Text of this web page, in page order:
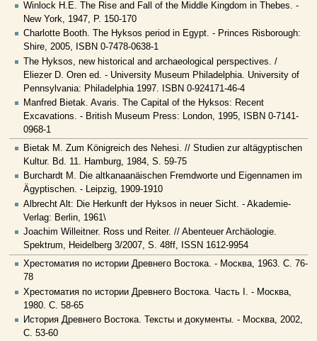
Winlock H.E. The Rise and Fall of the Middle Kingdom in Thebes. -
New York, 1947, P. 150-170
Charlotte Booth. The Hyksos period in Egypt. - Princes Risborough:
Shire, 2005, ISBN 0-7478-0638-1
The Hyksos, new historical and archaeological perspectives. /
Eliezer D. Oren ed. - University Museum Philadelphia. University of
Pennsylvania: Philadelphia 1997. ISBN 0-924171-46-4
Manfred Bietak. Avaris. The Capital of the Hyksos: Recent
Excavations. - British Museum Press: London, 1995, ISBN 0-7141-
0968-1
Bietak M. Zum Königreich des Nehesi. // Studien zur altägyptischen
Kultur. Bd. 11. Hamburg, 1984, S. 59-75
Burchardt M. Die altkanaanäischen Fremdworte und Eigennamen im
Ägyptischen. - Leipzig, 1909-1910
Albrecht Alt: Die Herkunft der Hyksos in neuer Sicht. - Akademie-
Verlag: Berlin, 1961\
Joachim Willeitner. Ross und Reiter. // Abenteuer Archäologie.
Spektrum, Heidelberg 3/2007, S. 48ff, ISSN 1612-9954
Хрестоматия по истории Древнего Востока. - Москва, 1963. С. 76-
78
Хрестоматия по истории Древнего Востока. Часть I. - Москва,
1980. С. 58-65
История Древнего Востока. Тексты и документы. - Москва, 2002,
С. 53-60